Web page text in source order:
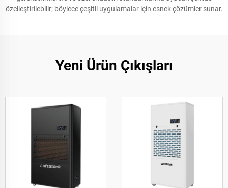
özelleştirilebilir; böylece çeşitli uygulamalar için esnek çözümler sunar.
Yeni Ürün Çıkışları